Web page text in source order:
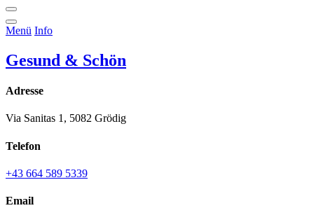
Menü Info
Gesund & Schön
Adresse
Via Sanitas 1, 5082 Grödig
Telefon
+43 664 589 5339
Email